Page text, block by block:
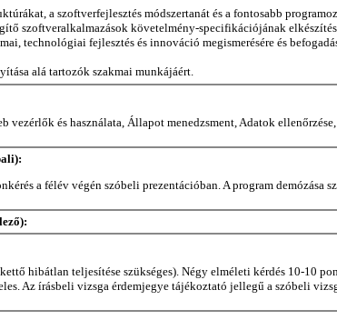
a szoftverfejlesztés módszertanát és a fontosabb
szoftveralkalmazások követelmény-specifikációjának
technológiai fejlesztés és innováció megismerésére és
alá tartozók szakmai munkájáért.
vezérlők és használata, Állapot menedzsment, Adatok
a félév végén szóbeli prezentációban. A program demózása
hibátlan teljesítése szükséges). Négy elméleti kérdés 10-10
Az írásbeli vizsga érdemjegye tájékoztató jellegű a szóbeli